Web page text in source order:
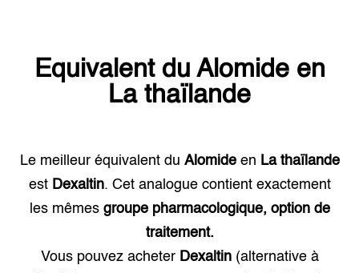
Equivalent du Alomideen
La thaïlande
Le meilleur équivalent du Alomideen La thaïlande
est Dexaltin. Cet analogue contient exactement
les mêmes groupe pharmacologique, option de
traitement.
Vous pouvez acheter Dexaltin(alternative à